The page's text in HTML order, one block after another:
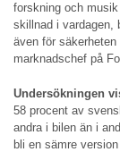
forskning och
skillnad i vardagen,
även för
marknadschef på
Undersökningen
58 procent av
andra i bilen än i
bli en sämre